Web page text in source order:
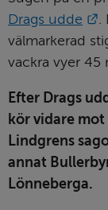
Drags udde
välmarkerad
vackra vyer 45
Efter Drags
kör vidare
Lindgrens
annat
Lönneberga.